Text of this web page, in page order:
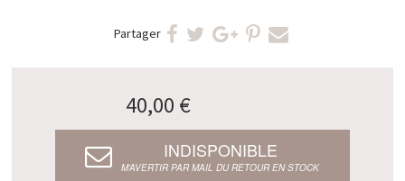
Partager
40,00 €
INDISPONIBLE
M’AVERTIR PAR MAIL DU RETOUR EN STOCK